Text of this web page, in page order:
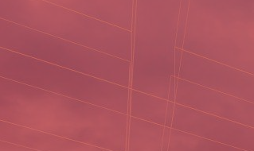
THÔNG TIN TUYỂN DỤNG
TUYỂN GẤP 10 NHÂN VIÊN KẾ
TOÁN
Thời gian: Giờ hành chính.
Trình độ: Đại học/Cao đẳng/Trung